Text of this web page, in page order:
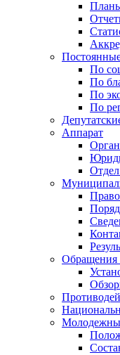
По
По
По
По
Аппарат
Отдел
Обращения